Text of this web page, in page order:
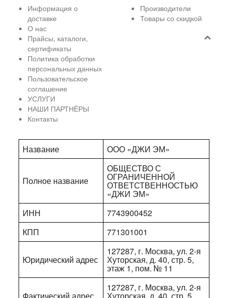
Информация о
доставке
О нас
Прайсы, каталоги,
сертификаты
Политика обработки
персональных данных
Пользовательское
соглашение
УСЛУГИ
НАШИ ПАРТНЁРЫ
Контакты
Производители
Товары со скидкой
Название ООО «ДЖИ ЭМ»
Полное название
ОБЩЕСТВО С
ОГРАНИЧЕННОЙ
ОТВЕТСТВЕННОСТЬЮ
«ДЖИ ЭМ»
ИНН
7743900452
КПП
771301001
Юридический адрес
127287, г. Москва, ул. 2-я
Хуторская, д. 40, стр. 5,
этаж 1, пом. № 11
127287, г. Москва, ул. 2-я